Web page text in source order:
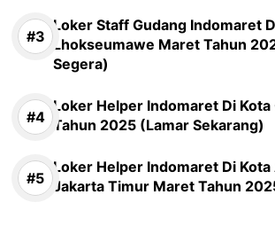
Loker Staff Gudang Indomaret
Lhokseumawe Maret Tahun
Segera)
Loker Helper Indomaret Di
Tahun 2025 (Lamar Sekarang)
Loker Helper Indomaret Di
Jakarta Timur Maret Tahun